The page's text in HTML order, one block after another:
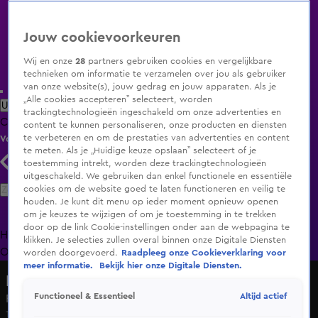
Uitzending Gemist Populaire programma's Zenders Genres
ClipsFilmsRadioSmart TV inlogShop
Volg KIJK
Zoeken
HomeUitzending Gemist Programma's De Bondgenoten
OranjezomerLivestreamsShop
Radio Noordzee - Jeroen van der Boom
1 apr 2025, 09:51
Jouw cookievoorkeuren
Wij en onze28 partners gebruiken cookies en vergelijkbare
technieken om informatie te verzamelen over jou als gebruiker
van onze website(s), jouw gedrag en jouw apparaten. Als je
„Alle cookies accepteren” selecteert, worden
trackingtechnologieën ingeschakeld om onze advertenties en
content te kunnen personaliseren, onze producten en diensten
te verbeteren en om de prestaties van advertenties en content
te meten. Als je „Huidige keuze opslaan” selecteert of je
toestemming intrekt, worden deze trackingtechnologieën
uitgeschakeld. We gebruiken dan enkel functionele en essentiële
cookies om de website goed te laten functioneren en veilig te
houden. Je kunt dit menu op ieder moment opnieuw openen
om je keuzes te wijzigen of om je toestemming in te trekken
door op de link Cookie-instellingen onder aan de webpagina te
klikken. Je selecties zullen overal binnen onze Digitale Diensten
worden doorgevoerd.
Raadpleeg onze Cookieverklaring voor
meer informatie.
Bekijk hier onze Digitale Diensten.
Functioneel & Essentieel Altijd actief